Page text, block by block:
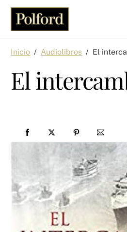
Skip
content
Inicio / Audiolibros / El
El